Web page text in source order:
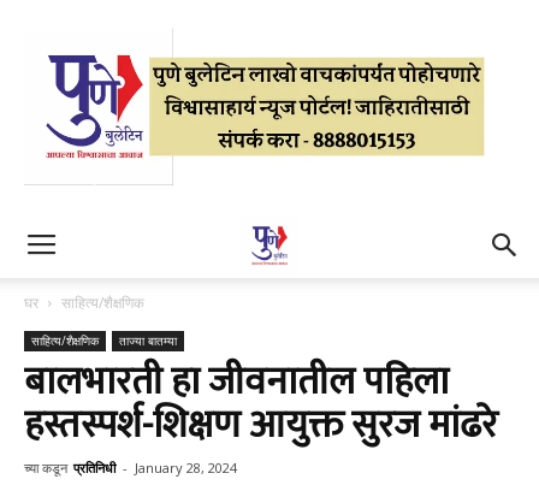
घर साहित्य/शैक्षणिक
साहित्य/शैक्षणिक ताज्या बातम्या
बालभारती हा जीवनातील पहिला
हस्तस्पर्श-शिक्षण आयुक्त सुरज मांढरे
च्या कडून प्रतिनिधी - January 28, 2024